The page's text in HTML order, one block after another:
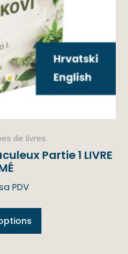
de livres
Partie 1 LIVRE
PDV